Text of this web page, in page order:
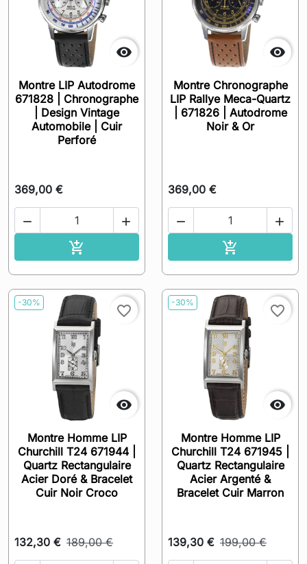

Montre LIP Autodrome
671828 | Chronographe
| Design Vintage
Automobile | Cuir
Perforé
369,00 €
 


Montre Chronographe
LIP Rallye Meca-Quartz
| 671826 | Autodrome
Noir & Or
369,00 €
 

-30%

favorite_border
Montre Homme LIP
Churchill T24 671944 |
Quartz Rectangulaire
Acier Doré & Bracelet
Cuir Noir Croco
132,30 € 189,00 €
-30%

favorite_border
Montre Homme LIP
Churchill T24 671945 |
Quartz Rectangulaire
Acier Argenté &
Bracelet Cuir Marron
139,30 € 199,00 €